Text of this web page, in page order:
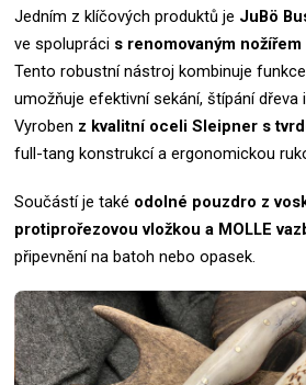
Jedním z klíčových produktů je JuBö
ve spolupráci s renomovaným
Tento robustní nástroj kombinuje
umožňuje efektivní sekání, štípání dřeva
Vyroben z kvalitní oceli Sleipner s
full-tang konstrukcí a ergonomickou
Součástí je také odolné pouzdro z
protiprořezovou vložkou a MOLLE
připevnění na batoh nebo opasek.